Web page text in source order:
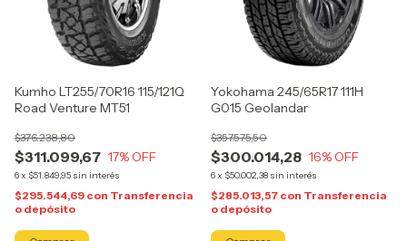
Kumho LT255/70R16 115/121Q
Road Venture MT51
$311.099,67
$376.238,80
17% OFF
6x $51.849,95 sin interés
$295.544,69 con Transferencia
o depósito
Yokohama 245/65R17 111H
G015 Geolandar
$300.014,28
$357.575,50
16% OFF
6x $50.002,38 sin interés
$285.013,57 con Transferencia
o depósito